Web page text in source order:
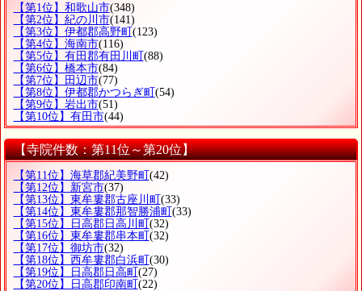
【第1位】和歌山市(348)
【第2位】紀の川市(141)
【第3位】伊都郡高野町 (123)
【第4位】海南市(116)
【第5位】有田郡有田川町 (88)
【第6位】橋本市(84)
【第7位】田辺市(77)
【第8位】伊都郡かつらぎ町 (54)
【第9位】岩出市(51)
【第10位】有田市(44)
【寺院件数：第11位～第20位】
【第11位】海草郡紀美野町(42)
【第12位】新宮市(37)
【第13位】東牟婁郡古座川町(33)
【第14位】東牟婁郡那智勝浦町(33)
【第15位】日高郡日高川町(32)
【第16位】東牟婁郡串本町(32)
【第17位】御坊市(32)
【第18位】西牟婁郡白浜町(30)
【第19位】日高郡日高町(27)
【第20位】日高郡印南町(22)